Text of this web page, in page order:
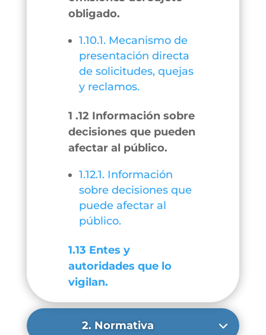
obligado.
1.10.1. Mecanismo de
presentación directa
de solicitudes, quejas
y reclamos.
1 .12 Información sobre
decisiones que pueden
afectar al público.
1.12.1. Información
sobre decisiones que
puede afectar al
público.
1.13 Entes y
autoridades que lo
vigilan.
2. Normativa